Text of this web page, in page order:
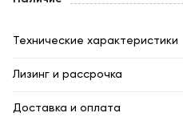
Технические характеристики
Лизинг и рассрочка
Доставка и оплата